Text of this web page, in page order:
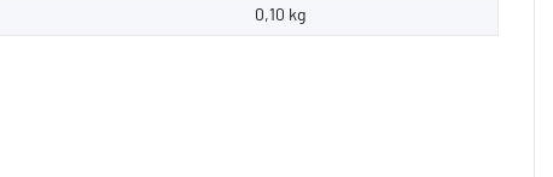
0,10 kg